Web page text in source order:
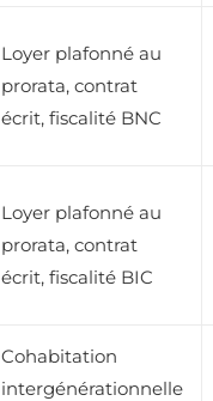
Loyer plafonné au
prorata, contrat
écrit, fiscalité BNC
Loyer plafonné au
prorata, contrat
écrit, fiscalité BIC
Cohabitation
intergénérationnelle